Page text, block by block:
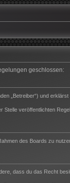
geschlossen:
„Betreiber“) und
veröffentlichten
des Boards zu
dass du das Recht